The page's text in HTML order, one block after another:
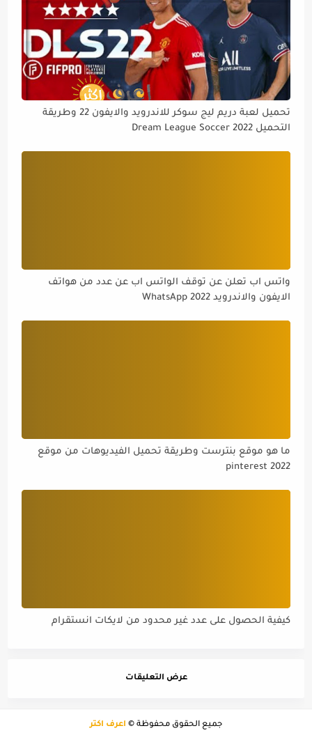
تحميل لعبة دريم ليج سوكر للاندرويد والايفون 22 وطريقة
التحميل Dream League Soccer 2022
واتس اب تعلن عن توقف الواتس اب عن عدد من هواتف
الايفون والاندرويد WhatsApp 2022
ما هو موقع بنترست وطريقة تحميل الفيديوهات من موقع
pinterest 2022
كيفية الحصول على عدد غير محدود من لايكات انستقرام
عرض التعليقات
جميع الحقوق محفوظة © أعرف اكثر